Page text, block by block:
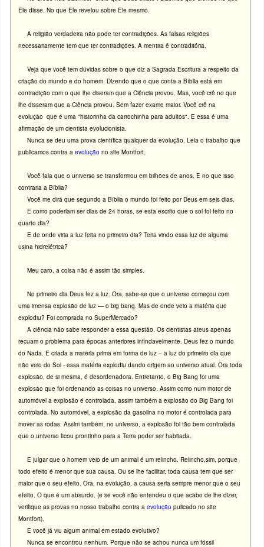
Ele disse. No que Ele revelou sobre Ele mesmo.
A religião verdadeira não pode ter contradições. As falsas religiões
necessariamente tem que ter contradições. A mentira é contraditória.
Veja que você tem dúvidas sobre o que diz a Sagrada Escritura a respeito da
criação do mundo e do homem. Dizendo que o que conta a Bíblia está em
contradição com o que lhe diseram que a Ciência provou.Mas, você crê no que
lhe disseram que a Ciência provou. Sem fazer exame maior. Você crê na
evolução que é uma "historinha da carrochinha para adultos".E essa é uma
afirmação de um cientista evolucionista.
Nunca se deu uma prova científica qualquer da evolução. Leia o trabalho que
publicamos contra aevolução no site Montfort.
Você fala que o universo se transformou em bilhöes de anos.E no que isso
contraria a Bíblia?
Você me dirá que segundo a Bíblia o mundo foi feito por Deus em seis dias.
E como poderiam ser dias de 24 horas, se esta escrito que o sol foi feito no
quarto dia?
E de onde viria a luz feita no primeiro dia? Teria vindo essa luz de alguma
usina hidrelétrica?
Meu caro, a coisa não é assim tão simples.
No primeiro dia Deus fez a luz. Ora, sabe-se que o universo começou com
uma imensa explosão de luz — o big bang. Mas de onde veio a matéria que
explodiu? Foi comprada no SuperMercado?
A ciência não sabe responder a essa questão. Os cientistas ateus apenas
recuam o problema para épocas anteriores infindavelmente. Deus fez o mundo
do Nada. E criada a matéria prima em forma de luz – a luz do primeiro dia que
não veio do Sol - essa matéria explodiu dando origem ao universo atual. Ora toda
explosão, de si mesma, é desordenadora. Entretanto, o Big Bang foi uma
explosão que foi ordenando as coisas no universo. Assim como num motor de
automóvel a explosão é controlada, assim também a explosão do Big Bang foi
controlada. No automóvel, a explosão da gasolina no motor écontrolada para
mover as rodas. Assim também, no universo, a explosão foi tão bem controlada
que o universo ficou prontinho para a Terra poder ser habitada.
E julgar que o homem veio de um animal é um relincho. Relincho,sim, porque
todo efeito é menor que sua causa. Ou se lhe facilitar, toda causa tem que ser
maior que o seu efeito. Ora, na evolução, a causa seria sempre menor que o seu
efeito. O que é um absurdo. (e se você não entendeu o que acabo de lhe dizer,
verifique as provas no nosso trabalho contra aevolução pulicado no site
Montfort).
E você já viu algum animal em estado evolutivo?
Nunca se encontrou nenhum. Porque não se achou nunca um fóssil